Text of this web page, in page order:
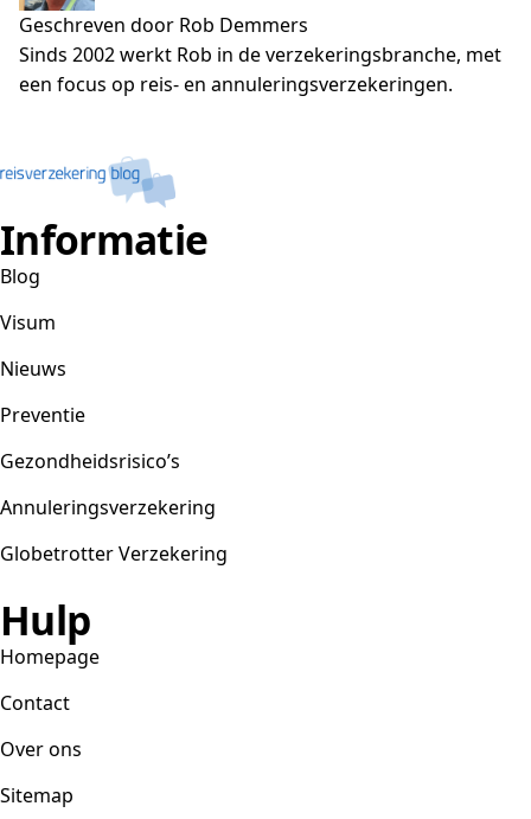
Geschreven door Rob Demmers
Sinds 2002 werkt Rob in de verzekeringsbranche, met
een focus op reis- en annuleringsverzekeringen.
Informatie
Blog
Visum
Nieuws
Preventie
Gezondheidsrisico’s
Annuleringsverzekering
Globetrotter Verzekering
Hulp
Homepage
Contact
Over ons
Sitemap